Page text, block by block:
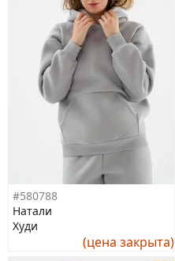
#580788
Натали
Худи
(цена закрыта)